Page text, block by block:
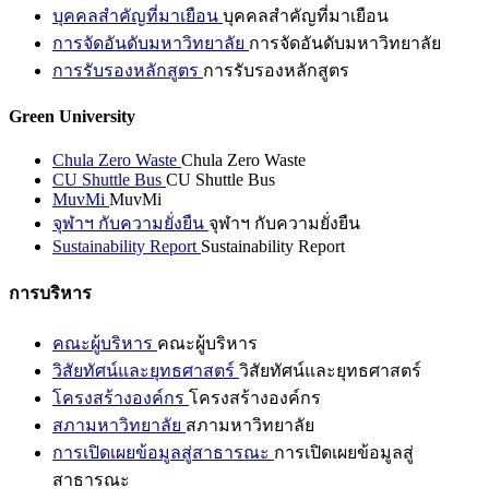
บุคคลสำคัญที่มาเยือน บุคคลสำคัญที่มาเยือน
การจัดอันดับมหาวิทยาลัย การจัดอันดับมหาวิทยาลัย
การรับรองหลักสูตร การรับรองหลักสูตร
Green University
Chula Zero Waste Chula Zero Waste
CU Shuttle Bus CU Shuttle Bus
MuvMi MuvMi
จุฬาฯ กับความยั่งยืน จุฬาฯ กับความยั่งยืน
Sustainability Report Sustainability Report
การบริหาร
คณะผู้บริหาร คณะผู้บริหาร
วิสัยทัศน์และยุทธศาสตร์ วิสัยทัศน์และยุทธศาสตร์
โครงสร้างองค์กร โครงสร้างองค์กร
สภามหาวิทยาลัย สภามหาวิทยาลัย
การเปิดเผยข้อมูลสู่สาธารณะ การเปิดเผยข้อมูลสู่
สาธารณะ